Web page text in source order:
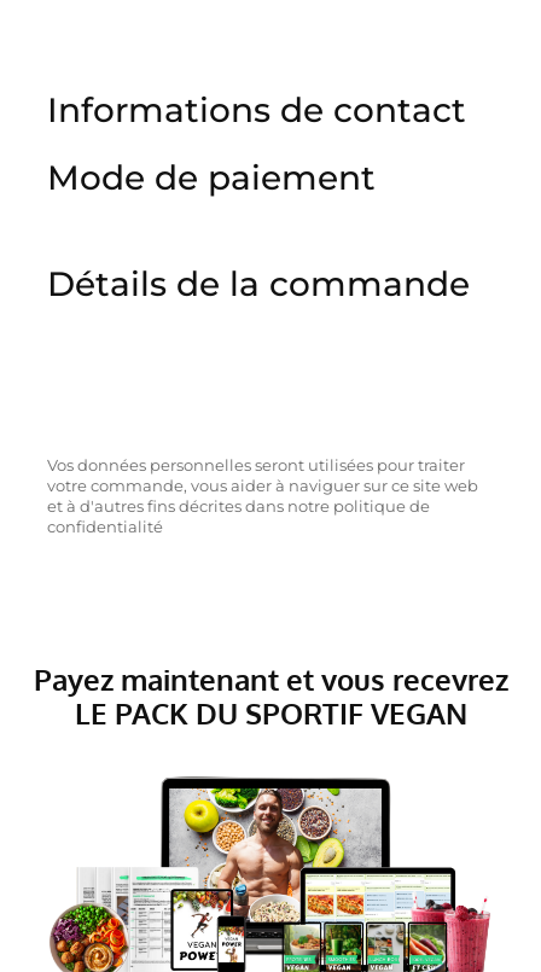
Informations de contact
Mode de paiement
Détails de la commande
Vos données personnelles seront utilisées pour traiter
votre commande, vous aider à naviguer sur ce site web
et à d'autres fins décrites dans notre politique de
confidentialité
Payez maintenant et vous recevrez
LE PACK DU SPORTIF VEGAN